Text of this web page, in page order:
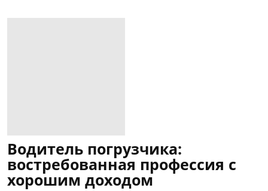
Водитель погрузчика:
востребованная профессия с
хорошим доходом